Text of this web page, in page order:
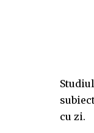
cu zi.